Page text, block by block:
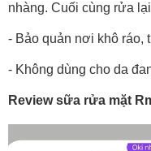
nhàng. Cuối cùng rửa
- Bảo quản nơi khô ráo,
- Không dùng cho da
Review sữa rửa mặt